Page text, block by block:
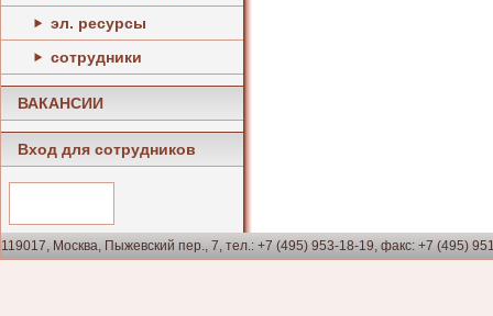
эл. ресурсы
сотрудники
ВАКАНСИИ
Вход для сотрудников
119017, Москва, Пыжевский пер., 7, тел.: +7 (495) 953-18-19, факс: +7 (495)